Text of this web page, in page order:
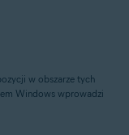
w obszarze tych
Windows wprowadzi